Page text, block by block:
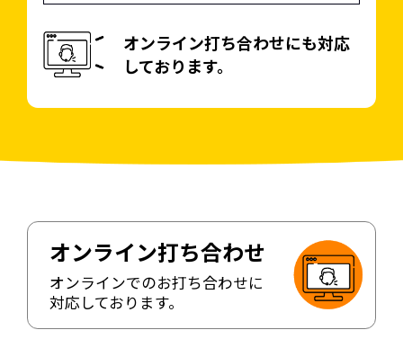
オンライン打ち合わせにも対応
しております。
オンライン打ち合わせ
オンラインでのお打ち合わせに
対応しております。